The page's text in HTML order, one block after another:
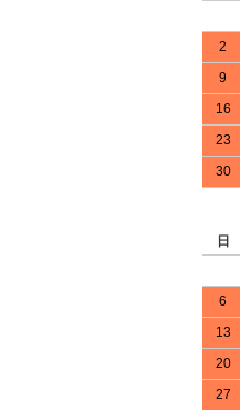
2
9
16
23
30
日
6
13
20
27